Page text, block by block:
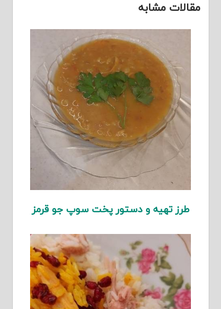
مقالات مشابه
طرز تهیه و دستور پخت سوپ جو قرمز